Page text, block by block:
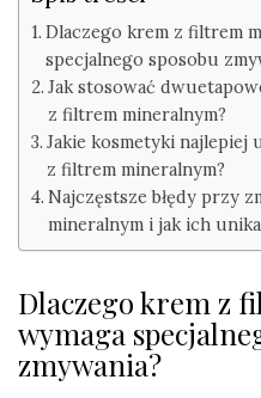
Dlaczego krem z filtrem
specjalnego sposobu
Jak stosować
z filtrem mineralnym?
Jakie kosmetyki najlepiej
z filtrem mineralnym?
Najczęstsze błędy przy
mineralnym i jak ich
Dlaczego krem z
wymaga
zmywania?